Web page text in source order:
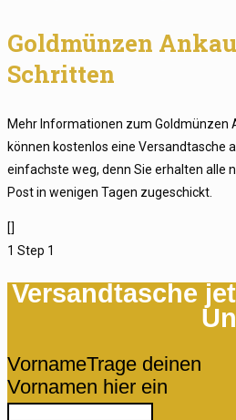
Goldmünzen
Schritten
Mehr Informationen zum Goldmünzen
können kostenlos eine Versandtasche
einfachste weg, denn Sie erhalten alle
Post in wenigen Tagen zugeschickt.
[]
1 Step 1
Versandtasche
VornameTrage deinen
Vornamen hier ein